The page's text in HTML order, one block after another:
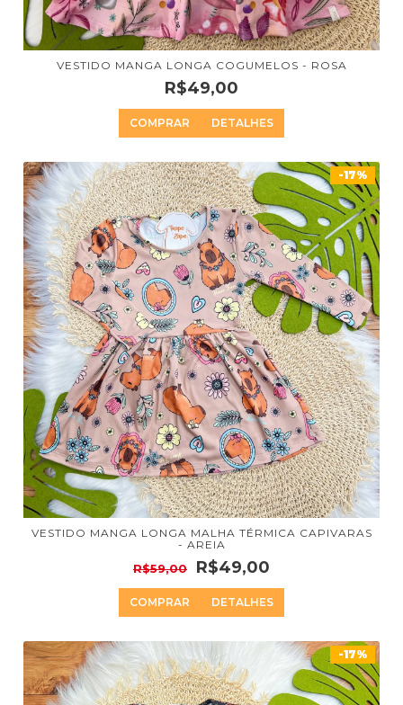
VESTIDO MANGA LONGA COGUMELOS - ROSA
R$49,00
COMPRAR DETALHES
-17%
VESTIDO MANGA LONGA MALHA TÉRMICA CAPIVARAS
- AREIA
R$59,00 R$49,00
COMPRAR DETALHES
-17%